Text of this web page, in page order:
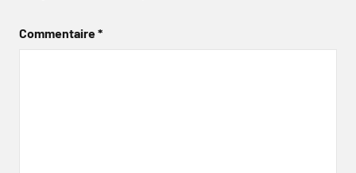
Commentaire*